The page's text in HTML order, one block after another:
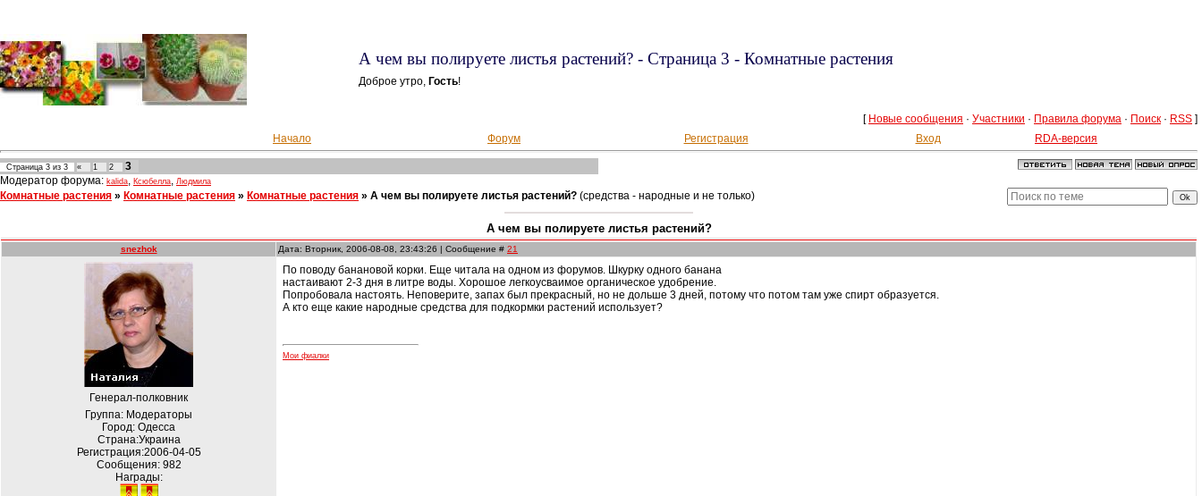
А чем вы полируете листья растений? - Страница 3 - Комнатные растения
Доброе утро, Гость!
[ Новые сообщения · Участники · Правила форума · Поиск · RSS ]
Начало
Форум Регистрация Вход RDA-версия
Страница 3 из 3 « 1 2
3
Модератор форума: kalida, Ксюбелла, Людмила
Комнатные растения » Комнатные растения » Комнатные растения » А чем вы полируете листья растений? (средства - народные и не только)
А чем вы полируете листья растений?
snezhok Дата: Вторник, 2006-08-08, 23:43:26 | Сообщение # 21
Генерал-полковник
Группа: Модераторы
Город: Одесса
Страна:Украина
Регистрация:2006-04-05
Сообщения: 982
Награды:
По поводу банановой корки. Еще читала на одном из форумов. Шкурку одного банана
настаивают 2-3 дня в литре воды. Хорошое легкоусваимое органическое удобрение.
Попробовала настоять. Неповерите, запах был прекрасный, но не дольше 3 дней, потому что потом там уже спирт образуется.
А кто еще какие народные средства для подкормки растений использует?
Мои фиалки